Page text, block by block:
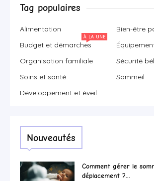
Tag populaires
Alimentation
Bien-être
Budget et démarches
À LA UNE
Organisation familiale
Sécurité
Soins et santé
Sommeil
Développement et éveil
Nouveautés
Comment gérer le
déplacement ?...